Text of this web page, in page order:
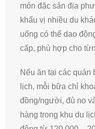
món đặc sản địa
khẩu vị nhiều du
uống có thể dao
cấp, phù hợp cho
Nếu ăn tại các quán
lịch, mỗi bữa chỉ
đồng/người, đủ no
hàng trong khu du